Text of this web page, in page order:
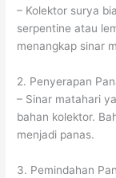
– Kolektor surya
serpentine atau
menangkap sinar
2. Penyerapan
– Sinar matahari
bahan kolektor.
menjadi panas.
3. Pemindahan